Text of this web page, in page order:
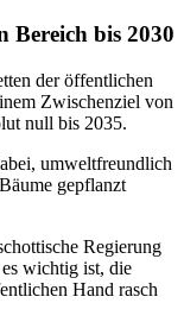
bis 2030
der öffentlichen
Zwischenziel von
null bis 2035.
umweltfreundlich
gepflanzt
Regierung
wichtig ist, die
Hand rasch